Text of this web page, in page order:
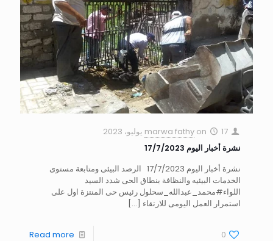
marwa fathy on
17 يوليو، 2023
نشرة أخبار اليوم 17/7/2023
نشرة أخبار اليوم 17/7/2023 الرصد البيئى ومتابعة مستوى
الخدمات البيئيه والنظافة بنطاق الحى شدد السيد
اللواء#محمد_عبدالله_سحلول رئيس حى المنتزة اول على
استمرار العمل اليومى للارتقاء […]
0
Read more